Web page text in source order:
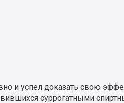
и успел доказать свою
суррогатными